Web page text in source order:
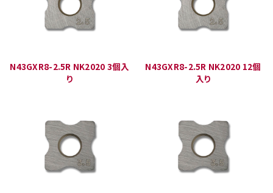
N43GXR8-2.5R NK2020 3個入
り
N43GXR8-2.5R NK2020 12個
入り